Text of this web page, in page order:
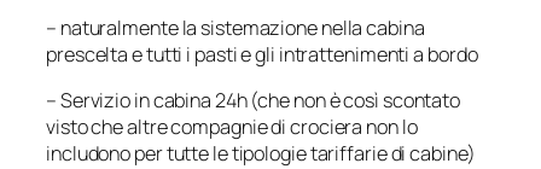
– naturalmente la sistemazione nella cabina
prescelta e tutti i pasti e gli intrattenimenti a bordo
– Servizio in cabina 24h (che non è così scontato
visto che altre compagnie di crociera non lo
includono per tutte le tipologie tariffarie di cabine)